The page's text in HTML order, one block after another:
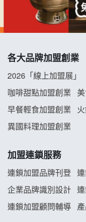
冬城門加盟說明會
龍涎居好湯加盟
舒油頭加盟說明會
義氣豐發雞加盟
Mr.Wish加盟說明
各大品牌加盟創業
2026「線上加盟展」
咖啡甜點加盟創業
早餐輕食加盟創業
異國料理加盟創業
加盟連鎖服務
連鎖加盟品牌刊登
企業品牌識別設計
連鎖加盟顧問輔導